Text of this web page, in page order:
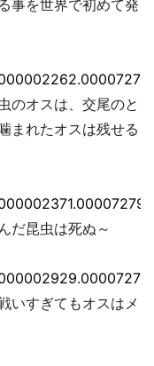
事を世界で初めて発
のオスは、交尾のと
まれたオスは残せる
だ昆虫は死ぬ～
いすぎてもオスはメ